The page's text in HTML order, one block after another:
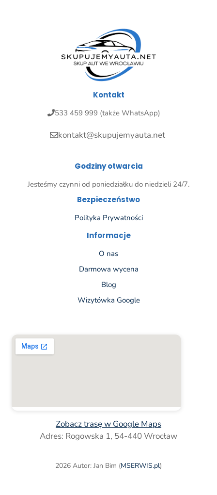
Kontakt
533 459 999 (także WhatsApp)
kontakt@skupujemyauta.net
Godziny otwarcia
Jesteśmy czynni od poniedziałku do niedzieli 24/7.
Bezpieczeństwo
Polityka Prywatności
Informacje
O nas
Darmowa wycena
Blog
Wizytówka Google
Zobacz trasę w Google Maps
Adres: Rogowska 1, 54-440 Wrocław
2026 Autor: Jan Bim (MSERWIS.pl)